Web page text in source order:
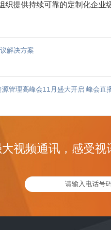
织提供持续可靠的定制化企业
解决方案
管理高峰会11月盛大开启 峰会直
视频通讯，感受